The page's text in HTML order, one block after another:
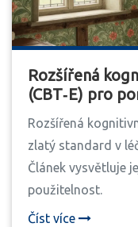
Rozšířená
(CBT‑E) pro
Strukturovaná
Rozšířená
zlatý standard v
Článek vysvětluje
použitelnost.
Číst více